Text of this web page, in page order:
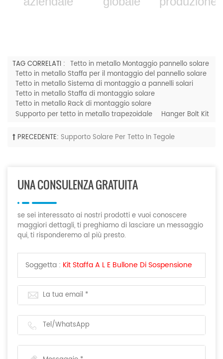
TAG CORRELATI : Tetto in metallo Montaggio pannello solare
Tetto in metallo Staffa per il montaggio del pannello solare
Tetto in metallo Sistema di montaggio a pannelli solari
Tetto in metallo Staffa di montaggio solare
Tetto in metallo Rack di montaggio solare
Supporto per tetto in metallo trapezoidale
Hanger Bolt Kit
PRECEDENTE: Supporto Solare Per Tetto In Tegole
UNA CONSULENZA GRATUITA
se sei interessato ai nostri prodotti e vuoi conoscere
maggiori dettagli, ti preghiamo di lasciare un messaggio
qui, ti risponderemo al più presto.
Soggetta : Kit Staffa A L E Bullone Di Sospensione